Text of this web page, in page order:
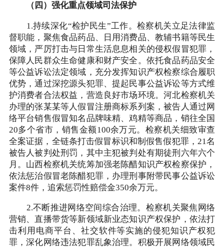
（四）强化重点领域司法保护
1.持续深化“检护民生”工作。检察机关立足法律监
督职能，聚焦食品药品、日用消费品、教辅书籍等民生
领域，严厉打击与日常生活息息相关的侵权假冒犯罪，
保障人民群众生命健康和财产安全。依托食品药品安全
等公益诉讼法定领域，充分发挥知识产权检察综合履职
优势，通过深挖源头犯罪、提起民事公益诉讼等方式维
护消费者合法权益，营造良好市场环境。河北检察机关
办理的张某某等人假冒注册商标系列案，被告人通过网
络平台销售假冒知名品牌味精、鸡精等商品，销往全国
20多个省市，销售金额100余万元。检察机关细致审查
全案证据，全链条打击假冒标识和制假售假犯罪，21名
被告人被判处刑罚，其中主犯被判处有期徒刑六年六个
月。山西检察机关统筹加强老陈醋知识产权检察保护，
依法惩治假冒老陈醋犯罪，办理刑事附带民事公益诉讼
案件8件，追索惩罚性赔偿金350余万元。
2.不断推进网络空间综合治理。检察机关聚焦网络
营销、直播带货等新领域新业态知识产权保护，依法打
击利用电商平台、社交软件等实施的侵犯知识产权犯
罪，深化网络违法犯罪乱象治理。积极开展网络领域民